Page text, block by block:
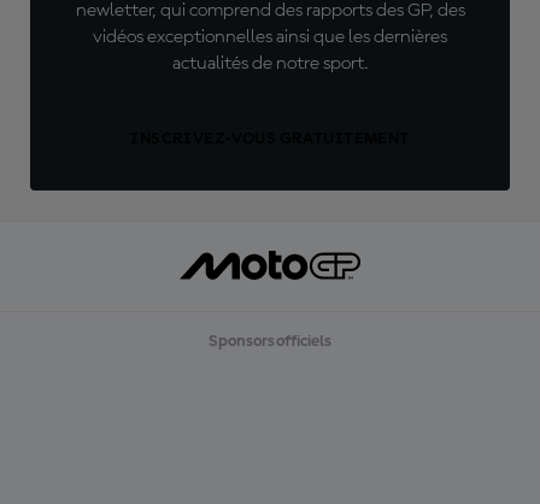
newletter, qui comprend des rapports des GP, des
vidéos exceptionnelles ainsi que les dernières
actualités de notre sport.
Sponsors officiels